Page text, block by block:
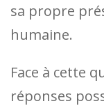
sa propre
humaine.
Face à cette
réponses